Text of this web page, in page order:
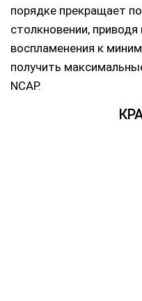
порядке прекращает
столкновении,
воспламенения к
получить
NCAP.